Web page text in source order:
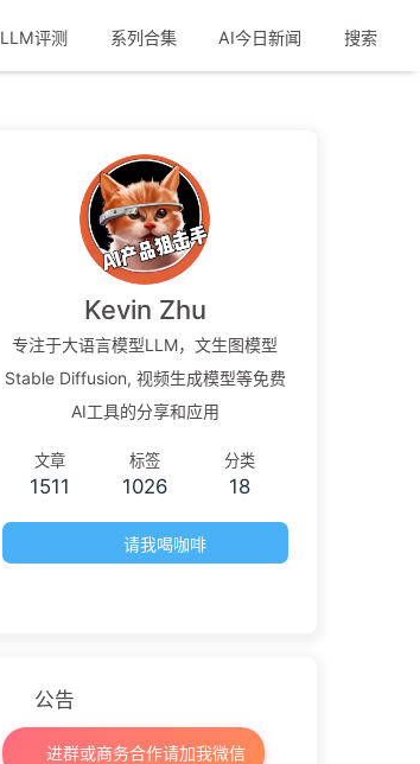
LLM评测 系列合集 AI今日新闻 搜索
Kevin Zhu
专注于大语言模型LLM，文生图模型
Stable Diffusion, 视频生成模型等免费
AI工具的分享和应用
文章
1511
标签
1026
分类
18
请我喝咖啡
公告
进群或商务合作请加我微信